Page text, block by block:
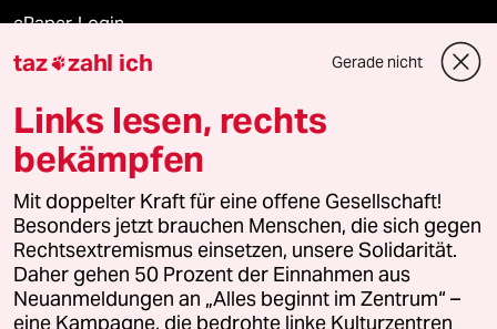
ePaper Login
Downloads für Abonnierende
© 2026 taz Verlags und Vertriebs GmbH
Alle Rechte vorbehalten. Bei rechtlichen Fragen oder für Genehmigungen
wenden Sie sich bitte an
lizenzen@taz.de
Feedback Redaktionsstatut Kommune-Richtlinien
taz zahl ich Gerade nicht
Links lesen, rechts
bekämpfen
Mit doppelter Kraft für eine offene Gesellschaft!
Besonders jetzt brauchen Menschen, die sich gegen
Rechtsextremismus einsetzen, unsere Solidarität.
Daher gehen 50 Prozent der Einnahmen aus
Neuanmeldungen an „Alles beginnt im Zentrum“ –
eine Kampagne, die bedrohte linke Kulturzentren